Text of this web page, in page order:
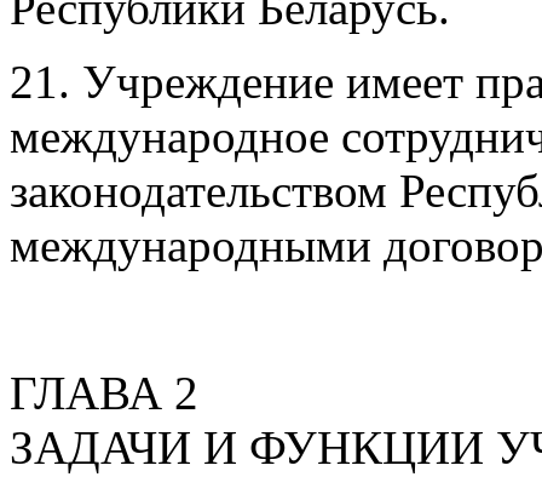
21. Учреждение имеет
международное
законодательством
международными
ГЛАВА 2
ЗАДАЧИ И ФУНКЦИИ